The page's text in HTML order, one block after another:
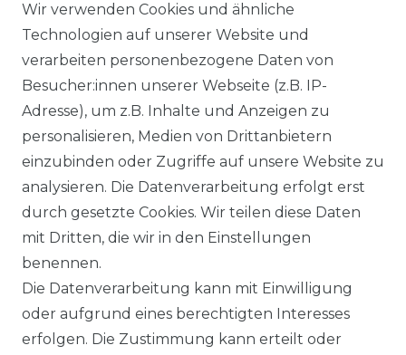
sehr nett
Zum Google-Profil
Datenstand: 8.8.2026
Impressum Daten­schutz­erklärung
Wir verwenden Cookies und ähnliche
Technologien auf unserer Website und
verarbeiten personenbezogene Daten von
Besucher:innen unserer Webseite (z.B. IP-
Adresse), um z.B. Inhalte und Anzeigen zu
personalisieren, Medien von Drittanbietern
einzubinden oder Zugriffe auf unsere Website zu
analysieren. Die Datenverarbeitung erfolgt erst
durch gesetzte Cookies. Wir teilen diese Daten
mit Dritten, die wir in den Einstellungen
benennen.
Die Datenverarbeitung kann mit Einwilligung
oder aufgrund eines berechtigten Interesses
erfolgen. Die Zustimmung kann erteilt oder